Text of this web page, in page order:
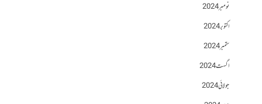
نومبر 2024
اکتوبر 2024
ستمبر 2024
اگست 2024
جولائی 2024